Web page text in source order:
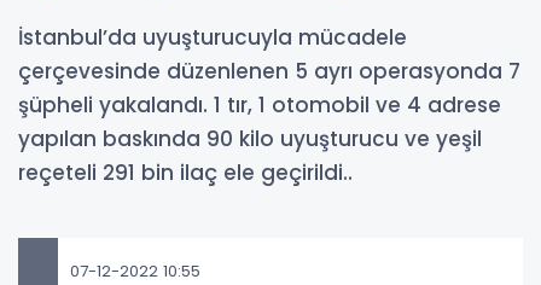
İstanbul’da uyuşturucuyla mücadele
çerçevesinde düzenlenen 5 ayrı operasyonda 7
şüpheli yakalandı. 1 tır, 1 otomobil ve 4 adrese
yapılan baskında 90 kilo uyuşturucu ve yeşil
reçeteli 291 bin ilaç ele geçirildi..
07-12-2022 10:55